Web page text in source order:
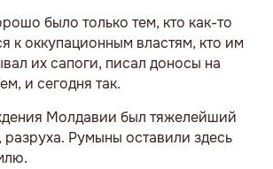
было только тем, кто как-то
к оккупационным властям, кто им
их сапоги, писал доносы на
и сегодня так.
Молдавии был тяжелейший
Румыны оставили здесь